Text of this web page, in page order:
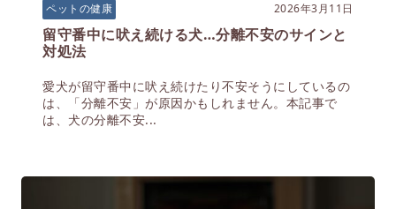
ペットの健康 2026年3月11日
留守番中に吠え続ける犬…分離不安のサインと
対処法
愛犬が留守番中に吠え続けたり不安そうにしているの
は、「分離不安」が原因かもしれません。本記事で
は、犬の分離不安...